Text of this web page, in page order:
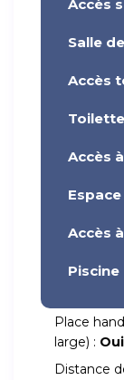
Accès
Salle
Accès
Accès
Accès
Piscine
Place
large) : Oui
Distance